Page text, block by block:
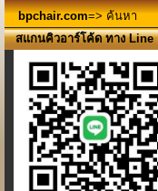
bpchair.com=> ค้นหา
สแกนคิวอาร์โค้ด ทาง Line